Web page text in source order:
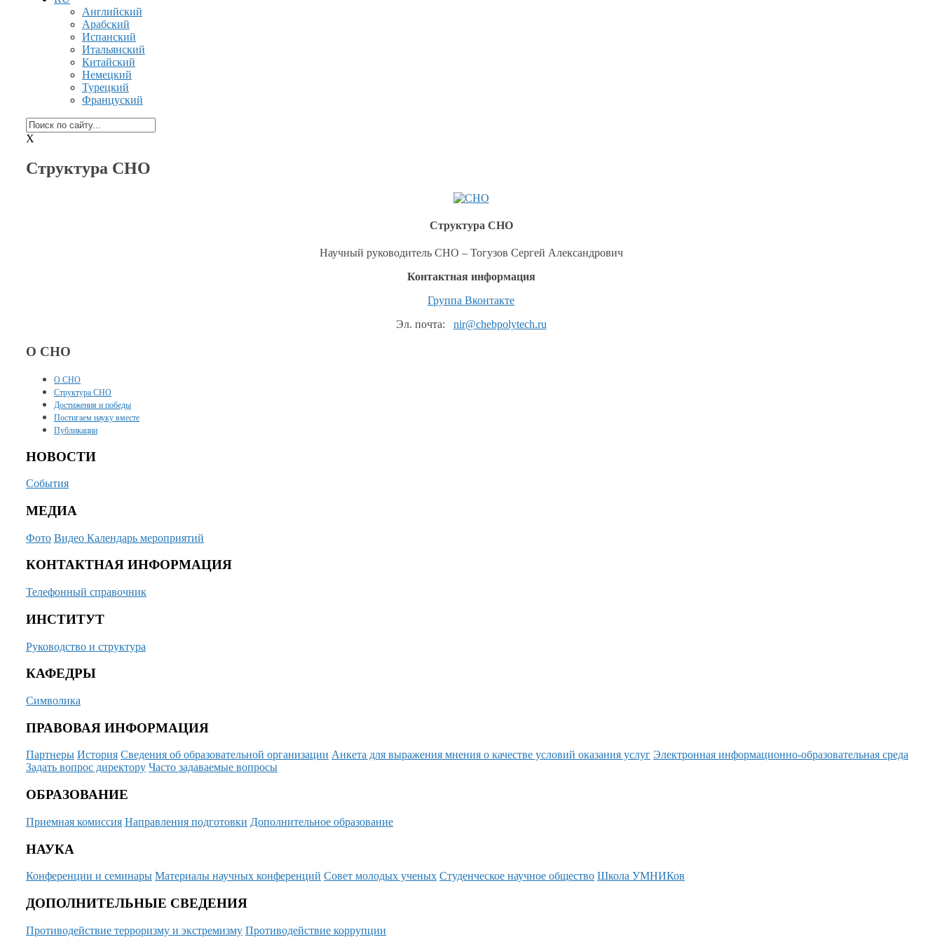
Английский
Арабский
Испанский
Итальянский
Китайский
Немецкий
Турецкий
Француский
X
Структура СНО
Структура СНО
Научный руководитель СНО – Тогузов Сергей Александрович
Контактная информация
Группа Вконтакте
Эл. почта: nir@chebpolytech.ru
О СНО
О СНО
Структура СНО
Достижения и победы
Постигаем науку вместе
Публикации
НОВОСТИ
События
МЕДИА
Фото Видео Календарь мероприятий
КОНТАКТНАЯ ИНФОРМАЦИЯ
Телефонный справочник
ИНСТИТУТ
Руководство и структура
КАФЕДРЫ
Символика
ПРАВОВАЯ ИНФОРМАЦИЯ
Партнеры История Сведения об образовательной организации Анкета для выражения мнения о качестве условий оказания услуг Электронная информационно-образовательная среда
Задать вопрос директору Часто задаваемые вопросы
ОБРАЗОВАНИЕ
Приемная комиссия Направления подготовки Дополнительное образование
НАУКА
Конференции и семинары Материалы научных конференций Совет молодых ученых Студенческое научное общество Школа УМНИКов
ДОПОЛНИТЕЛЬНЫЕ СВЕДЕНИЯ
Противодействие терроризму и экстремизму Противодействие коррупции